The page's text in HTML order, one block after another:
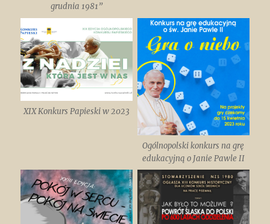
grudnia 1981”
XIX Konkurs Papieski w 2023
Ogólnopolski konkurs na grę
edukacyjną o Janie Pawle II